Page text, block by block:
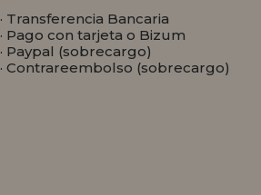
· Transferencia Bancaria
· Pago con tarjeta o Bizum
· Paypal (sobrecargo)
· Contrareembolso (sobrecargo)